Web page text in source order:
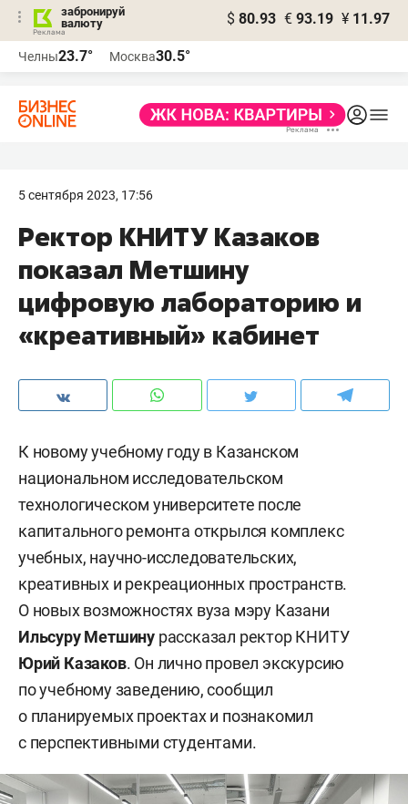
забронируй
валюту
$ 80.93 € 93.19 ¥ 11.97
Челны23.7° Москва30.5°
5 сентября 2023, 17:56
Ректор КНИТУ Казаков
показал Метшину
цифровую лабораторию и
«креативный» кабинет
К новому учебному году в Казанском
национальном исследовательском
технологическом университете после
капитального ремонта открылся комплекс
учебных, научно-исследовательских,
креативных и рекреационных пространств.
О новых возможностях вуза мэру Казани
Ильсуру Метшину рассказал ректор КНИТУ
Юрий Казаков. Он лично провел экскурсию
по учебному заведению, сообщил
о планируемых проектах и познакомил
с перспективными студентами.